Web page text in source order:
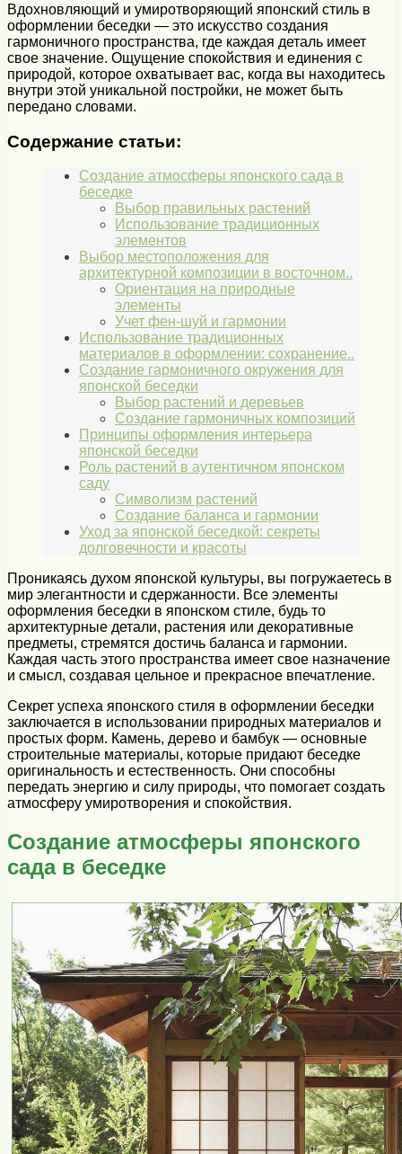
Вдохновляющий и умиротворяющий японский стиль в
оформлении беседки — это искусство создания
гармоничного пространства, где каждая деталь имеет
свое значение. Ощущение спокойствия и единения с
природой, которое охватывает вас, когда вы находитесь
внутри этой уникальной постройки, не может быть
передано словами.
Содержание статьи:
Создание атмосферы японского сада в
беседке
Выбор правильных растений
Использование традиционных
элементов
Выбор местоположения для
архитектурной композиции в восточном..
Ориентация на природные
элементы
Учет фен-шуй и гармонии
Использование традиционных
материалов в оформлении: сохранение..
Создание гармоничного окружения для
японской беседки
Выбор растений и деревьев
Создание гармоничных композиций
Принципы оформления интерьера
японской беседки
Роль растений в аутентичном японском
саду
Символизм растений
Создание баланса и гармонии
Уход за японской беседкой: секреты
долговечности и красоты
Проникаясь духом японской культуры, вы погружаетесь в
мир элегантности и сдержанности. Все элементы
оформления беседки в японском стиле, будь то
архитектурные детали, растения или декоративные
предметы, стремятся достичь баланса и гармонии.
Каждая часть этого пространства имеет свое назначение
и смысл, создавая цельное и прекрасное впечатление.
Секрет успеха японского стиля в оформлении беседки
заключается в использовании природных материалов и
простых форм. Камень, дерево и бамбук — основные
строительные материалы, которые придают беседке
оригинальность и естественность. Они способны
передать энергию и силу природы, что помогает создать
атмосферу умиротворения и спокойствия.
Создание атмосферы японского
сада в беседке